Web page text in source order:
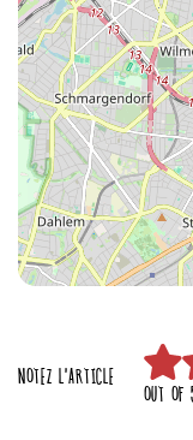
NOTEZ L'ARTICLE
OUT